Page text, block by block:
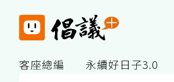
客座總編 永續好日子3.0